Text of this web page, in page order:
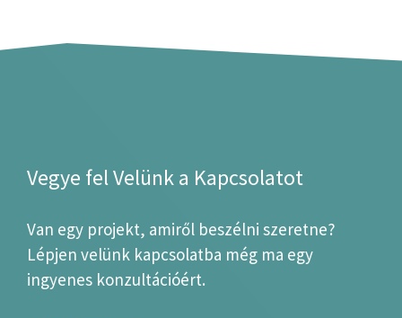
Vegye fel Velünk a Kapcsolatot
Van egy projekt, amiről beszélni szeretne?
Lépjen velünk kapcsolatba még ma egy
ingyenes konzultációért.